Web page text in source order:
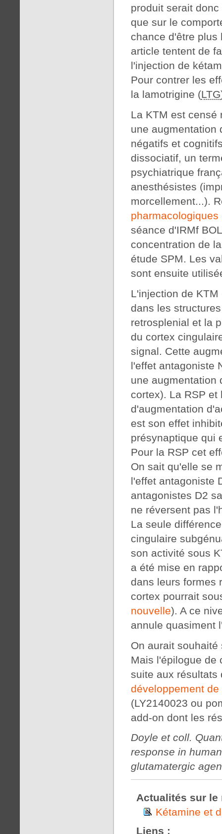
produit serait
que sur le
chance d'être plus
article tentent de
l'injection de
Pour contrer les
la lamotrigine (LTG
La KTM est censé
une augmentation
négatifs et
dissociatif, un
psychiatrique
anesthésistes
morcellement...).
pharmacologiques
séance d'IRMf
concentration de
étude SPM. Les
sont ensuite
L'injection de
dans les
retrosplenial et la
du cortex
signal. Cette
l'effet antagoniste
une augmentation
cortex). La RSP
d'augmentation
est son effet
présynaptique qui
Pour la RSP cet
On sait qu'elle se
l'effet antagoniste
antagonistes D2
ne réversent pas
La seule
cingulaire
son activité sous
a été mise en
dans leurs formes
cortex pourrait
nouvelle). A ce
annule quasiment
On aurait
Mais l'épilogue de
suite aux
développement
(LY2140023 ou
add-on dont les
Doyle et coll.
response in
glutamatergic
Actualités sur le
Kétamine et
Liens :